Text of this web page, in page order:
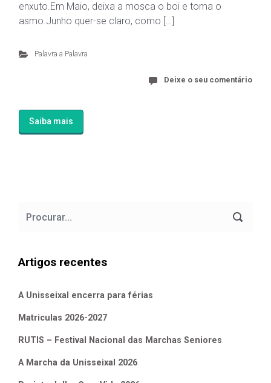
enxuto.Em Maio, deixa a mosca o boi e toma o
asmo.Junho quer-se claro, como […]
Palavra a Palavra
Deixe o seu comentário
Saiba mais
Artigos recentes
A Unisseixal encerra para férias
Matriculas 2026-2027
RUTIS – Festival Nacional das Marchas Seniores
A Marcha da Unisseixal 2026